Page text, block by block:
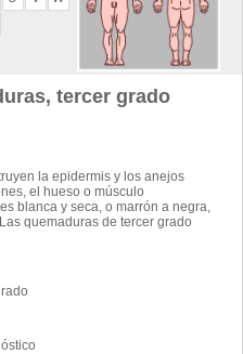
tercer grado
la epidermis y los anejos
el hueso o músculo
blanca y seca, o marrón a negra,
quemaduras de tercer grado